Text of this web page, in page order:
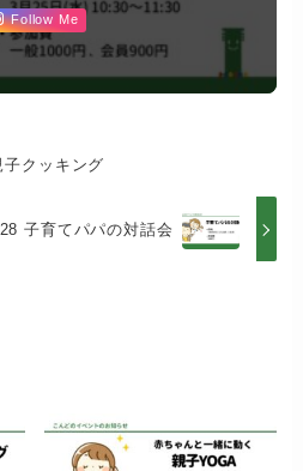
Follow Me
クッキング
子育てパパの対話会